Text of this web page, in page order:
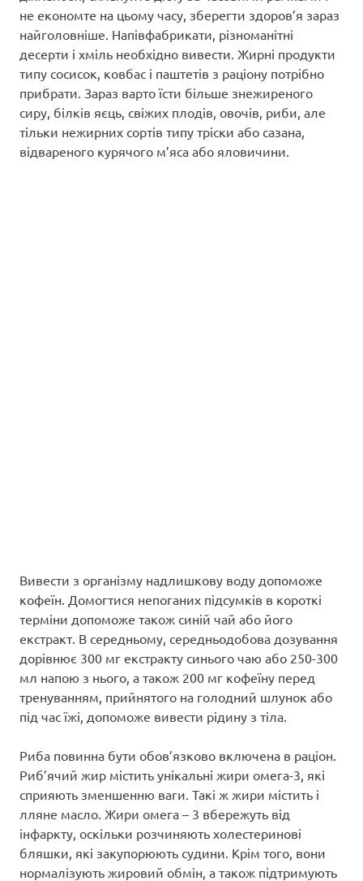
не економте на цьому часу, зберегти здоров’я зараз
найголовніше. Напівфабрикати, різноманітні
десерти і хміль необхідно вивести. Жирні продукти
типу сосисок, ковбас і паштетів з раціону потрібно
прибрати. Зараз варто їсти більше знежиреного
сиру, білків яєць, свіжих плодів, овочів, риби, але
тільки нежирних сортів типу тріски або сазана,
відвареного курячого м’яса або яловичини.
Вивести з організму надлишкову воду допоможе
кофеїн. Домогтися непоганих підсумків в короткі
терміни допоможе також синій чай або його
екстракт. В середньому, середньодобова дозування
дорівнює 300 мг екстракту синього чаю або 250-300
мл напою з нього, а також 200 мг кофеїну перед
тренуванням, прийнятого на голодний шлунок або
під час їжі, допоможе вивести рідину з тіла.
Риба повинна бути обов’язково включена в раціон.
Риб’ячий жир містить унікальні жири омега-3, які
сприяють зменшенню ваги. Такі ж жири містить і
лляне масло. Жири омега – 3 вбережуть від
інфаркту, оскільки розчиняють холестеринові
бляшки, які закупорюють судини. Крім того, вони
нормалізують жировий обмін, а також підтримують